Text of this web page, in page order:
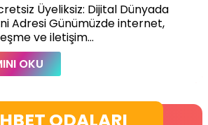
Üyeliksiz: Dijital Dünyada
Adresi Günümüzde internet,
ve iletişim...
OKU